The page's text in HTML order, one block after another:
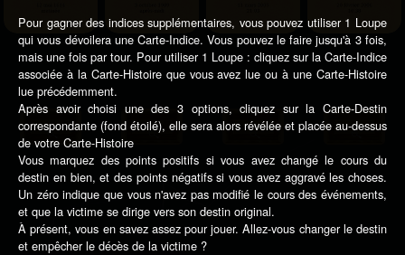
Pour gagner des indices supplémentaires, vous pouvez utiliser 1 Loupe
qui vous dévoilera une Carte-Indice. Vous pouvez le faire jusqu'à 3 fois,
mais une fois par tour. Pour utiliser 1 Loupe : cliquez sur la Carte-Indice
associée à la Carte-Histoire que vous avez lue ou à une Carte-Histoire
lue précédemment.
Après avoir choisi une des 3 options, cliquez sur la Carte-Destin
correspondante (fond étoilé), elle sera alors révélée et placée au-dessus
de votre Carte-Histoire
Vous marquez des points positifs si vous avez changé le cours du
destin en bien, et des points négatifs si vous avez aggravé les choses.
Un zéro indique que vous n'avez pas modifié le cours des événements,
et que la victime se dirige vers son destin original.
À présent, vous en savez assez pour jouer. Allez-vous changer le destin
et empêcher le décès de la victime ?